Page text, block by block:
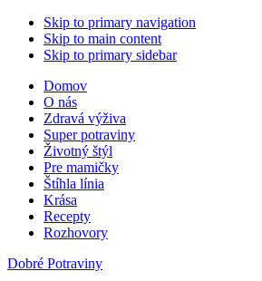
Skip to primary navigation
Skip to main content
Skip to primary sidebar
Domov
O nás
Zdravá výživa
Super potraviny
Životný štýl
Pre mamičky
Štíhla línia
Krása
Recepty
Rozhovory
Dobré Potraviny